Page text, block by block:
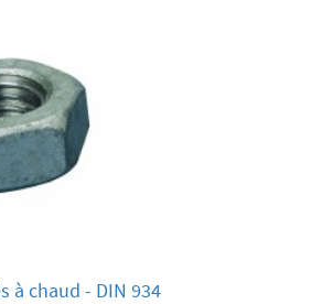
à chaud - DIN 934